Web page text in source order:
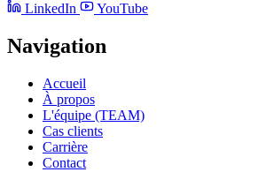
LinkedIn YouTube
Navigation
Accueil
À propos
L'équipe (TEAM)
Cas clients
Carrière
Contact